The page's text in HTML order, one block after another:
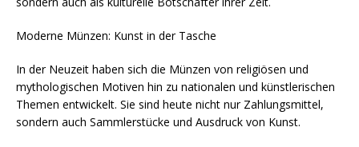
Moderne Münzen: Kunst in der Tasche
In der Neuzeit haben sich die Münzen von religiösen und
mythologischen Motiven hin zu nationalen und künstlerischen
Themen entwickelt. Sie sind heute nicht nur Zahlungsmittel,
sondern auch Sammlerstücke und Ausdruck von Kunst.